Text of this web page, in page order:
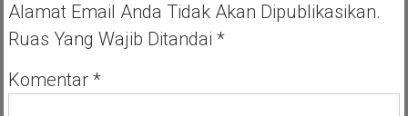
Alamat Email Anda Tidak Akan Dipublikasikan.
Ruas Yang Wajib Ditandai *
Komentar *